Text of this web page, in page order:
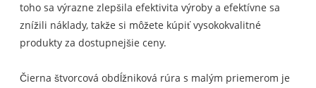
toho sa výrazne zlepšila efektivita výroby a efektívne sa
znížili náklady, takže si môžete kúpiť vysokokvalitné
produkty za dostupnejšie ceny.
Čierna štvorcová obdĺžniková rúra s malým priemerom je